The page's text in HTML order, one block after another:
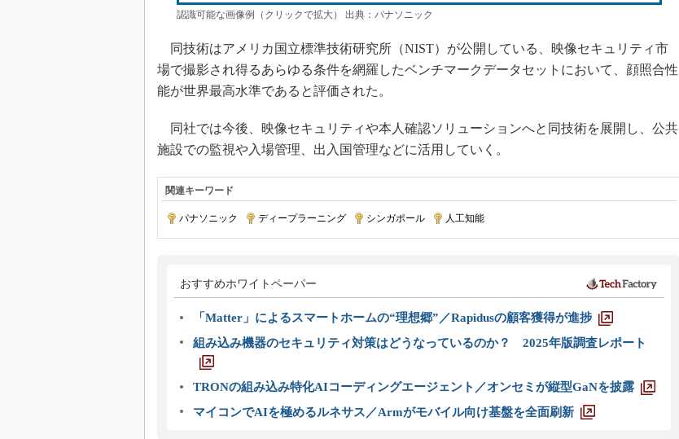
認識可能な画像例（クリックで拡大） 出典：パナソニック
同技術はアメリカ国立標準技術研究所（NIST）が公開している、映像セキュリティ市
場で撮影され得るあらゆる条件を網羅したベンチマークデータセットにおいて、顔照合性
能が世界最高水準であると評価された。
同社では今後、映像セキュリティや本人確認ソリューションへと同技術を展開し、公共
施設での監視や入場管理、出入国管理などに活用していく。
関連キーワード
パナソニック ディープラーニング シンガポール 人工知能
おすすめホワイトペーパー
「Matter」によるスマートホームの“理想郷”／Rapidusの顧客獲得が進捗
組み込み機器のセキュリティ対策はどうなっているのか？ 2025年版調査レポート
TRONの組み込み特化AIコーディングエージェント／オンセミが縦型GaNを披露
マイコンでAIを極めるルネサス／Armがモバイル向け基盤を全面刷新